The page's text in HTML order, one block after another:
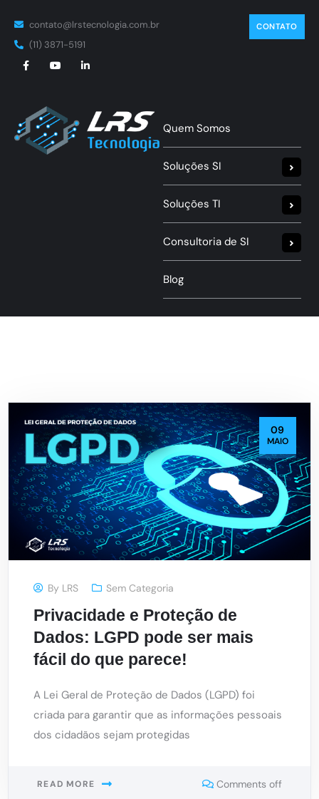
contato@lrstecnologia.com.br
(11) 3871-5191
CONTATO
Quem Somos
Soluções SI
Soluções TI
Consultoria de SI
Blog
09
MAIO
By LRS Sem Categoria
Privacidade e Proteção de
Dados: LGPD pode ser mais
fácil do que parece!
A Lei Geral de Proteção de Dados (LGPD) foi
criada para garantir que as informações pessoais
dos cidadãos sejam protegidas
READ MORE Comments off